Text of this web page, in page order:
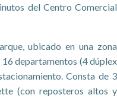
del Centro Comercial
ubicado en una zona
departamentos (4 dúplex
Consta de 3
(con reposteros altos y